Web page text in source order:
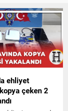
ehliyet
çeken 2